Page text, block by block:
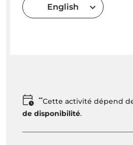
English
**Cette activité dépend
de disponibilité.